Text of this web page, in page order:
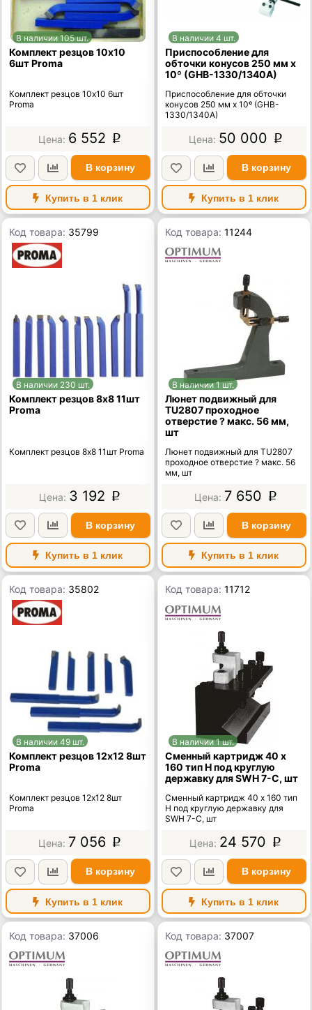
В наличии 105 шт.
Комплект резцов 10х10
6шт Proma
Комплект резцов 10х10 6шт
Proma
6 552 p
В корзину
Купить в 1 клик
В наличии 4 шт.
Приспособление для
обточки конусов 250 мм х
10º (GHB-1330/1340A)
Приспособление для обточки
конусов 250 мм х 10º (GHB-
1330/1340A)
50 000 p
В корзину
Купить в 1 клик
Код товара: 35799
В наличии 230 шт.
Комплект резцов 8х8 11шт
Proma
Комплект резцов 8х8 11шт Proma
3 192 p
В корзину
Купить в 1 клик
Код товара:11244
В наличии 1 шт.
Люнет подвижный для
TU2807 проходное
отверстие ? макс. 56 мм,
шт
Люнет подвижный для TU2807
проходное отверстие ? макс. 56
мм, шт
7 650 p
В корзину
Купить в 1 клик
Код товара: 35802
В наличии 49 шт.
Комплект резцов 12х12 8шт
Proma
Комплект резцов 12х12 8шт
Proma
7 056 p
В корзину
Купить в 1 клик
Код товара:11712
В наличии 1 шт.
Сменный картридж 40 х
160 тип H под круглую
державку для SWH 7-С, шт
Сменный картридж 40 х 160 тип
H под круглую державку для
SWH 7-С, шт
24 570 p
В корзину
Купить в 1 клик
Код товара: 37006 Код товара: 37007